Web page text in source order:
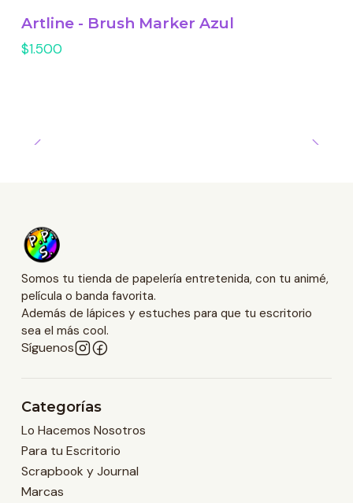
Artline - Brush Marker Azul
$1.500
Somos tu tienda de papelería entretenida, con tu animé,
película o banda favorita.
Además de lápices y estuches para que tu escritorio
sea el más cool.
Síguenos
Categorías
Lo Hacemos Nosotros
Para tu Escritorio
Scrapbook y Journal
Marcas